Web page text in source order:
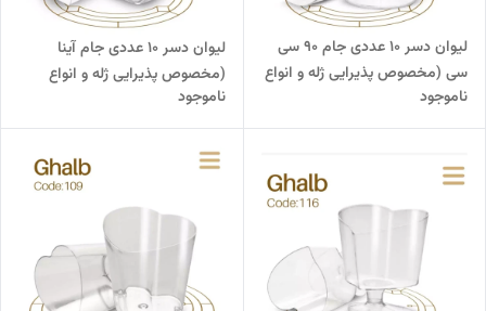
لیوان دسر 10 عددی جام 90 سی
سی (مخصوص پذیرایی ژله و انواع
دسر)
ناموجود
لیوان دسر 10 عددی جام آینا
(مخصوص پذیرایی ژله و انواع
دسر)
ناموجود